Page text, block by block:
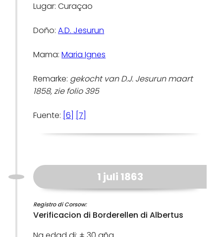
Lugar: Curaçao
Doño:A.D. Jesurun
Mama:Maria Ignes
Remarke: gekocht van D.J. Jesurun maart
1858, zie folio 395
Fuente: [6] [7]
1 juli 1863
Registro di Corsow:
Verificacion di Borderellen di Albertus